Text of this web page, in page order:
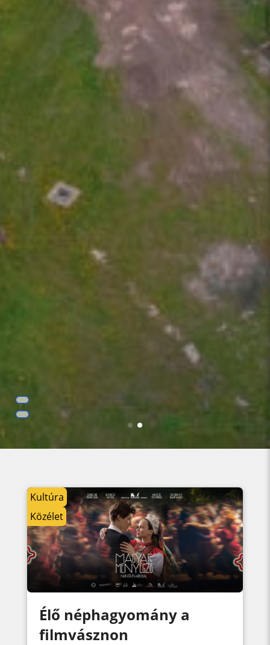
KÖZSÉG HONLAPJÁN!
Élő néphagyomány a
filmvásznon
Kultúra
Közélet